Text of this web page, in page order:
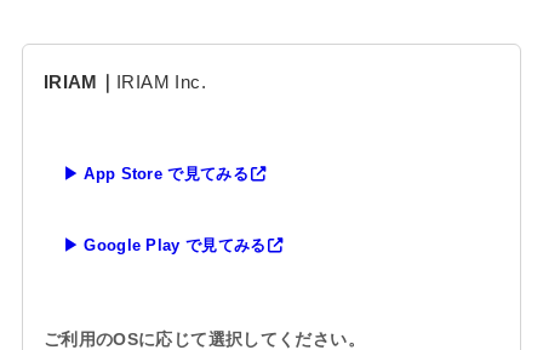
IRIAM｜ IRIAM Inc.
▶ App Store で見てみる
▶ Google Play で見てみる
ご利用のOSに応じて選択してください。